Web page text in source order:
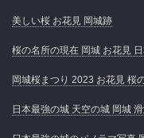
美しい桜 お花見 岡城跡
桜の名所の現在 岡城 お花見
岡城桜まつり 2023 お花見 桜
日本最強の城 天空の城 岡城